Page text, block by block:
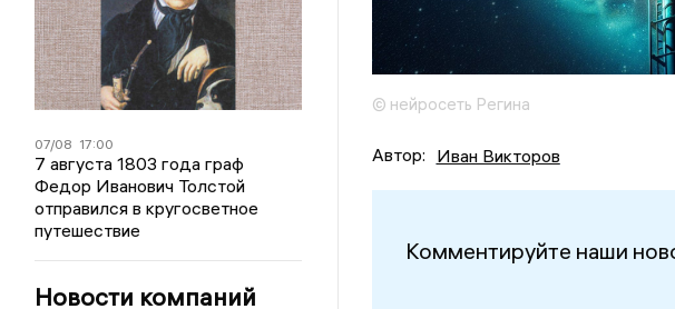
07/08 17:00
7 августа 1803 года граф
Федор Иванович Толстой
отправился в кругосветное
путешествие
Новости компаний
© нейросеть Регина
Автор: Иван Викторов
Комментируйте наши